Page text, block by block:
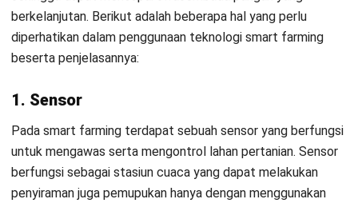
Untuk melaksanakan prosessmart farmingtentu perlu
adanyasoftwareyang bekerja pada perangkat yang
tersedia. Salah satusoftware
HashMicro. Software tersebut dapat mengoptimalkan
penetapan masa panen, serta pengelolaan buruh dan
karyawan dalam satu sistem.
Dengan menggunakansoftware,dapat memperoleh seluruh